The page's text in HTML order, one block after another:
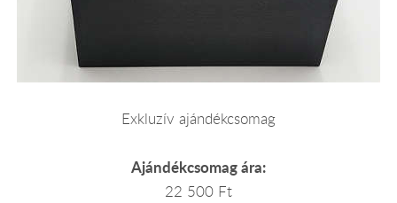
Exkluzív ajándékcsomag
Ajándékcsomag ára:
22 500 Ft